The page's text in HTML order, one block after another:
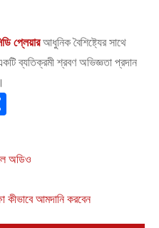
প্লেয়ার আধুনিক বৈশিষ্ট্যের সাথে
ব্যতিক্রমী শ্রবণ অভিজ্ঞতা প্রদান
অডিও
কীভাবে আমদানি করবেন